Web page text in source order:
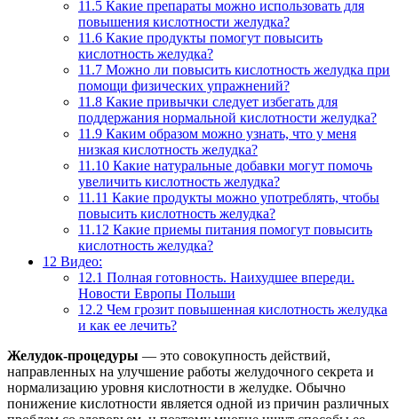
11.5 Какие препараты можно использовать для
повышения кислотности желудка?
11.6 Какие продукты помогут повысить
кислотность желудка?
11.7 Можно ли повысить кислотность желудка при
помощи физических упражнений?
11.8 Какие привычки следует избегать для
поддержания нормальной кислотности желудка?
11.9 Каким образом можно узнать, что у меня
низкая кислотность желудка?
11.10 Какие натуральные добавки могут помочь
увеличить кислотность желудка?
11.11 Какие продукты можно употреблять, чтобы
повысить кислотность желудка?
11.12 Какие приемы питания помогут повысить
кислотность желудка?
12 Видео:
12.1 Полная готовность. Наихудшее впереди.
Новости Европы Польши
12.2 Чем грозит повышенная кислотность желудка
и как ее лечить?
Желудок-процедуры — это совокупность действий,
направленных на улучшение работы желудочного секрета и
нормализацию уровня кислотности в желудке. Обычно
понижение кислотности является одной из причин различных